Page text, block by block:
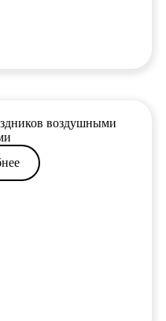
воздушными